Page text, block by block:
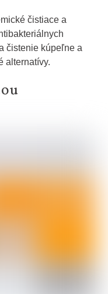
čistiace a
čistenie kúpeľne a
alternatívy.